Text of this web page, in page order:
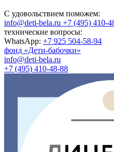
С удовольствием поможем:
info@deti-bela.ru +7 (495) 410-
технические вопросы:
WhatsApp: +7 925 504-58-94
фонд «Дети-бабочки»
info@deti-bela.ru
+7 (495) 410-48-88